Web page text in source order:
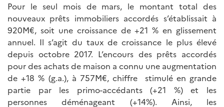
Pour le seul mois de mars, le montant total des
nouveaux prêts immobiliers accordés s’établissait à
920M€, soit une croissance de +21 % en glissement
annuel. Il s’agit du taux de croissance le plus élevé
depuis octobre 2017. L’encours des prêts accordés
pour des achats de maison a connu une augmentation
de +18 % (g.a.), à 757M€, chiffre stimulé en grande
partie par les primo-accédants (+21 %) et les
personnes déménageant (+14%). Ainsi, les